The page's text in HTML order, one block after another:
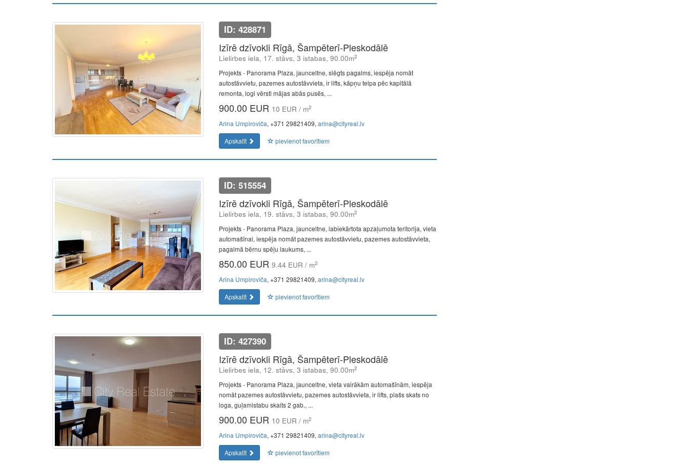
ID: 428871
Izīrē dzīvokli Rīgā, Šampēterī-Pleskodālē
Lielirbes iela, 17. stāvs, 3 istabas, 90.00m2
Projekts - Panorama Plaza, jaunceltne, slēgts pagalms, iespēja nomāt
autostāvvietu, pazemes autostāvvieta, ir lifts, kāpņu telpa pēc kapitālā
remonta, logi vērsti mājas abās pusēs, ...
900.00 EUR 10 EUR / m2
Arina Umpiroviča, +371 29821409, arina@cityreal.lv
Apskatīt
pievienot favorītiem
ID: 515554
Izīrē dzīvokli Rīgā, Šampēterī-Pleskodālē
Lielirbes iela, 19. stāvs, 3 istabas, 90.00m2
Projekts - Panorama Plaza, jaunceltne, labiekārtota apzaļumota teritorija, vieta
automašīnai, iespēja nomāt pazemes autostāvvietu, pazemes autostāvvieta,
pagalmā bērnu spēļu laukums, ...
850.00 EUR 9.44 EUR / m2
Arina Umpiroviča, +371 29821409, arina@cityreal.lv
Apskatīt
pievienot favorītiem
ID: 427390
Izīrē dzīvokli Rīgā, Šampēterī-Pleskodālē
Lielirbes iela, 12. stāvs, 3 istabas, 90.00m2
Projekts - Panorama Plaza, jaunceltne, vieta vairākām automašīnām, iespēja
nomāt pazemes autostāvvietu, pazemes autostāvvieta, ir lifts, plašs skats no
loga, guļamistabu skaits 2 gab., ...
900.00 EUR 10 EUR / m2
Arina Umpiroviča, +371 29821409, arina@cityreal.lv
Apskatīt
pievienot favorītiem